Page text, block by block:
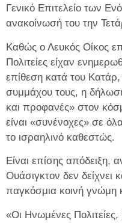
Γενικό Επιτελείο των
ανακοίνωσή του την
Καθώς ο Λευκός Οίκος
Πολιτείες είχαν
επίθεση κατά του
συμμάχου τους, η δήλωση
και προφανές» στον
είναι «συνένοχες» σε
το ισραηλινό καθεστώς.
Είναι επίσης απόδειξη,
Ουάσιγκτον δεν
παγκόσμια κοινή γνώμη
«Οι Ηνωμένες